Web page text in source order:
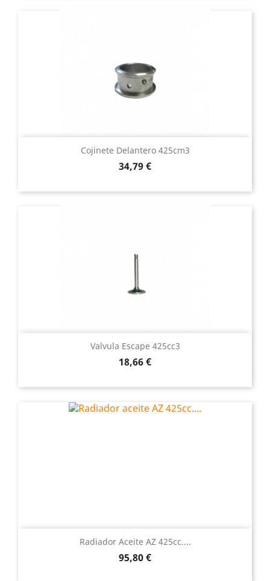
Cojinete Delantero 425cm3
Precio
34,79 €
Valvula Escape 425cc3
Precio
18,66 €
Radiador Aceite AZ 425cc....
Precio
95,80 €